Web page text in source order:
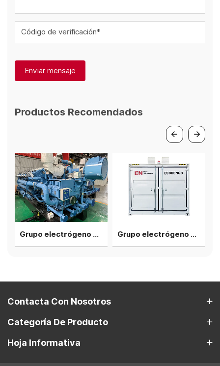
Código de verificación*
Enviar mensaje
Productos Recomendados
Grupo electrógeno de gas de biomasa de 800 kW Grupo electrógeno de biomasa a gas de tipo silencioso de 500 kW
Contacta Con Nosotros
Categoría De Producto
Hoja Informativa